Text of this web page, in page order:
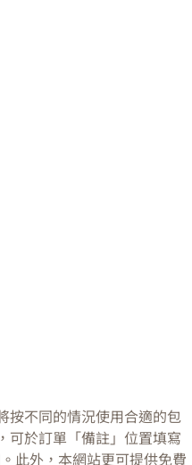
按不同的情況使用合適的包
可於訂單「備註」位置填寫
此外，本網站更可提供免費